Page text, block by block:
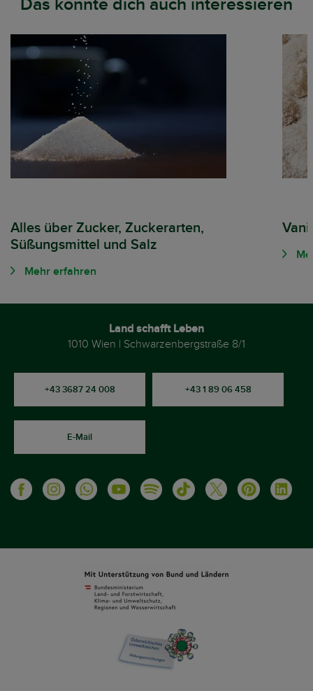
Alles über Zucker, Zuckerarten,
Süßungsmittel und Salz
Mehr erfahren
Land schafft Leben
1010 Wien | Schwarzenbergstraße 8/1
+43 3687 24 008 +43 1 89 06 458
E-Mail